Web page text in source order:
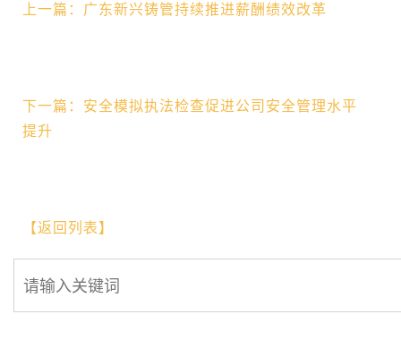
上一篇：广东新兴铸管持续推进薪酬绩效改革
下一篇：安全模拟执法检查促进公司安全管理水平
提升
【返回列表】